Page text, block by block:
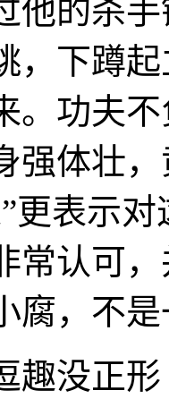
他的杀
，下蹲
。功夫
强体壮
更表示
常认可
腐，不
趣没正